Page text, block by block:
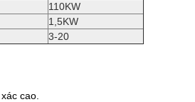
110KW
1,5KW
3-20
cao.